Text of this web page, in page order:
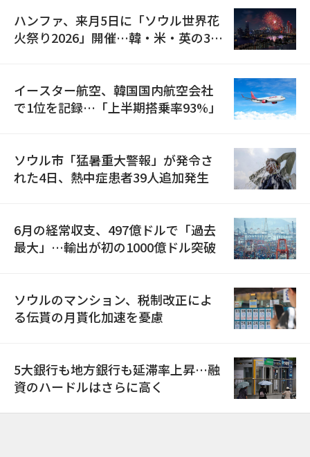
ハンファ、来月5日に「ソウル世界花
火祭り2026」開催…韓・米・英の3カ
イースター航空、韓国国内航空会社
で1位を記録…「上半期搭乗率93%」
ソウル市「猛暑重大警報」が発令さ
れた4日、熱中症患者39人追加発生
6月の経常収支、497億ドルで「過去
最大」…輸出が初の1000億ドル突破
ソウルのマンション、税制改正によ
る伝貰の月貰化加速を憂慮
5大銀行も地方銀行も延滞率上昇…融
資のハードルはさらに高く